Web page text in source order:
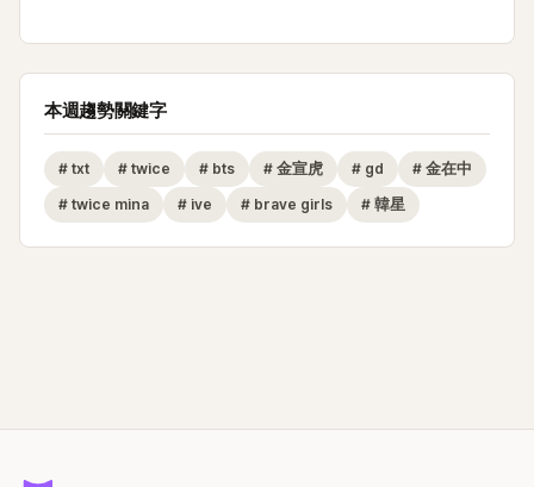
本週趨勢關鍵字
# txt # twice # bts # 金宣虎 # gd # 金在中
# twice mina # ive # brave girls # 韓星